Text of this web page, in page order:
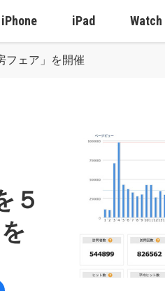
iPhone iPad Watch
フェア」を開催
５